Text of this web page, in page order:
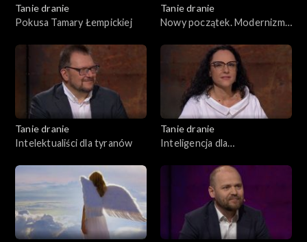
Tanie dranie
Pokusa Tamary Łempickiej
Tanie dranie
Nowy początek. Modernizm
Tanie dranie
Intelektualiści dla tyranów
Tanie dranie
Inteligencja dla